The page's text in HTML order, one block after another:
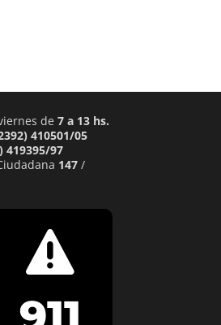
de 7 a 13 hs.
410501/05
419395/97
147/
